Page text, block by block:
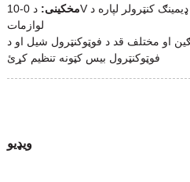
مخکینی:
د 0-10V ډیمینګ کنټرولر لپاره د NEMA 5 PIN فوټوکنټرول بیس
لوازمات
او مختلف قد د فوټوکنټرول شیل او د
فوټوکنټرول بیس کټونه تنظیم کړئ
ویډیو